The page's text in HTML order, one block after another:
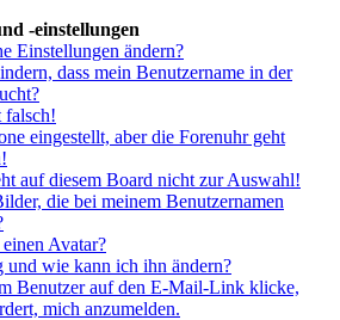
-einstellungen
Einstellungen ändern?
dass mein Benutzername in der
falsch!
eingestellt, aber die Forenuhr geht
auf diesem Board nicht zur Auswahl!
die bei meinem Benutzernamen
Avatar?
und wie kann ich ihn ändern?
Benutzer auf den E-Mail-Link klicke,
mich anzumelden.